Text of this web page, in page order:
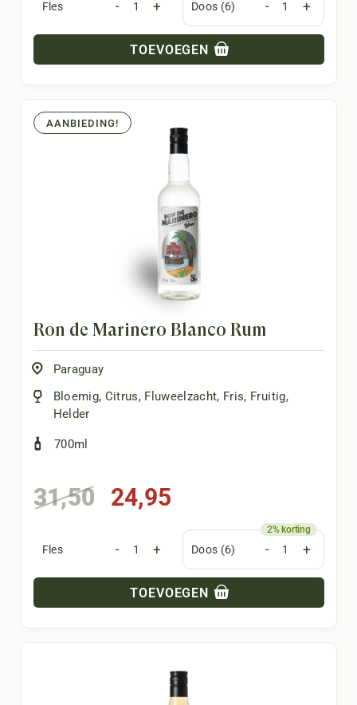
Fles - + Doos (6) - +
TOEVOEGEN
AANBIEDING!
Ron de Marinero Blanco Rum
Paraguay
Bloemig, Citrus, Fluweelzacht, Fris, Fruitig,
Helder
700ml
31,50
Oorspronkelijke
was:
24,95
is:
24,95.
Fles - + Doos (6) - +
TOEVOEGEN